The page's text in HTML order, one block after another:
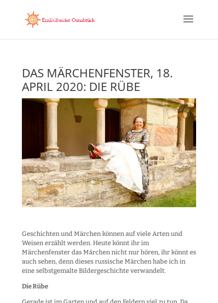
DAS MÄRCHENFENSTER, 18.
APRIL 2020: DIE RÜBE
Geschichten und Märchen können auf viele Arten und
Weisen erzählt werden. Heute könnt ihr im
Märchenfenster das Märchen nicht nur hören, ihr könnt es
auch sehen, denn dieses russische Märchen habe ich in
eine selbstgemalte Bildergeschichte verwandelt.
Die Rübe